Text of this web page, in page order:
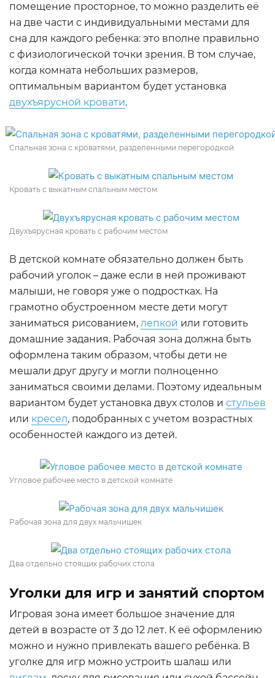
помещение просторное, то можно разделить её
на две части с индивидуальными местами для
сна для каждого ребенка: это вполне правильно
с физиологической точки зрения. В том случае,
когда комната небольших размеров,
оптимальным вариантом будет установка
двухъярусной кровати.
Спальная зона с кроватями, разделенными перегородкой
Кровать с выкатным спальным местом
Двухъярусная кровать с рабочим местом
В детской комнате обязательно должен быть
рабочий уголок – даже если в ней проживают
малыши, не говоря уже о подростках. На
грамотно обустроенном месте дети могут
заниматься рисованием, лепкой или готовить
домашние задания. Рабочая зона должна быть
оформлена таким образом, чтобы дети не
мешали друг другу и могли полноценно
заниматься своими делами. Поэтому идеальным
вариантом будет установка двух столов и стульев
или кресел, подобранных с учетом возрастных
особенностей каждого из детей.
Угловое рабочее место в детской комнате
Рабочая зона для двух мальчишек
Два отдельно стоящих рабочих стола
Уголки для игр и занятий спортом
Игровая зона имеет большое значение для
детей в возрасте от 3 до 12 лет. К её оформлению
можно и нужно привлекать вашего ребёнка. В
уголке для игр можно устроить шалаш или